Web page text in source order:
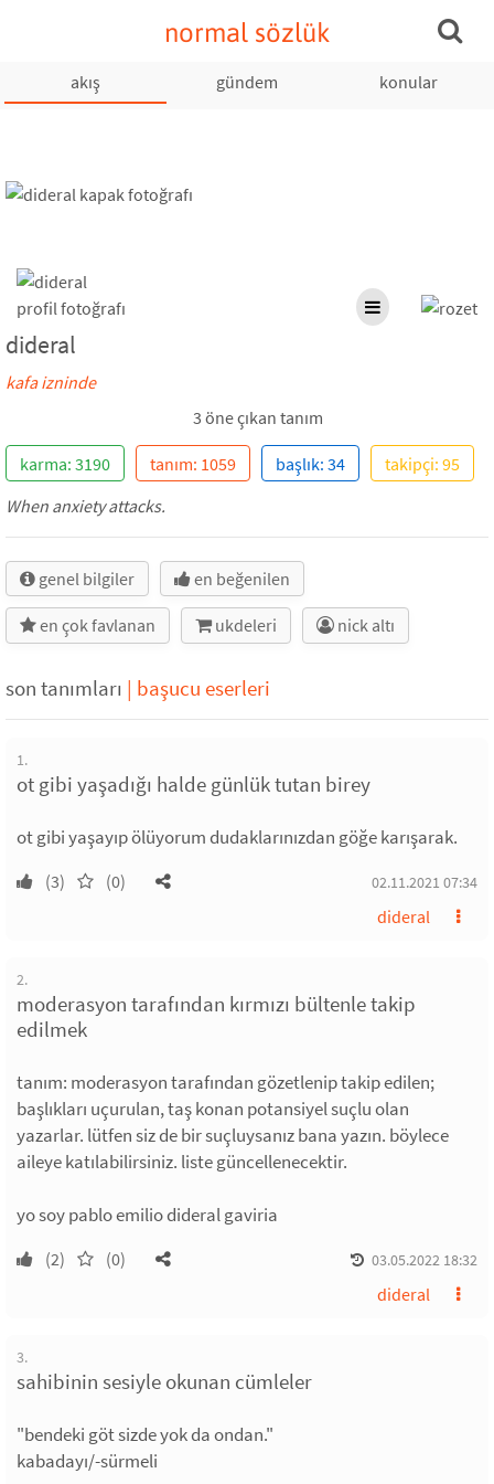
normal sözlük
akış gündem konular
dideral
kafa izninde
3 öne çıkan tanım
karma: 3190 tanım: 1059 başlık: 34
takipçi: 95
When anxiety attacks.
genel bilgiler en beğenilen
en çok favlanan ukdeleri nick altı
son tanımları | başucu eserleri
1.
ot gibi yaşadığı halde günlük tutan birey
ot gibi yaşayıp ölüyorum dudaklarınızdan göğe karışarak.
(3) (0) 02.11.2021 07:34
dideral
2.
moderasyon tarafından kırmızı bültenle takip
edilmek
tanım: moderasyon tarafından gözetlenip takip edilen;
başlıkları uçurulan, taş konan potansiyel suçlu olan
yazarlar. lütfen siz de bir suçluysanız bana yazın. böylece
aileye katılabilirsiniz. liste güncellenecektir.
yo soy pablo emilio dideral gaviria
(2) (0) 03.05.2022 18:32
dideral
3.
sahibinin sesiyle okunan cümleler
"bendeki göt sizde yok da ondan."
kabadayı/-sürmeli